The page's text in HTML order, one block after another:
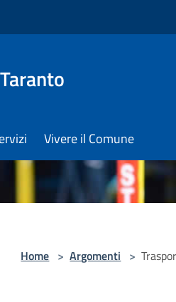
Vivere il Comune
Home > Argomenti >